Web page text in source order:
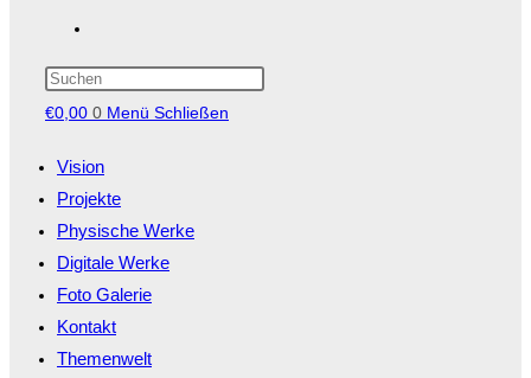
Suche
umschalten
€0,00 0 Menü Schließen
Vision
Projekte
Physische Werke
Digitale Werke
Foto Galerie
Kontakt
Themenwelt